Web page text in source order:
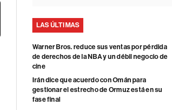
LAS ÚLTIMAS
Warner Bros. reduce sus ventas por pérdida
de derechos de la NBA y un débil negocio de
cine
Irán dice que acuerdo con Omán para
gestionar el estrecho de Ormuz está en su
fase final